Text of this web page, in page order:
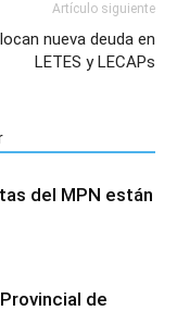
Artículo siguiente
nueva deuda en
LETES y LECAPs
del MPN están
de